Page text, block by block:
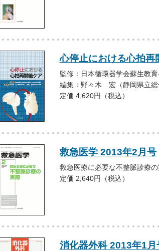
心停止における心拍再
監修：日本循環器学会蘇生教
編集：野々木 宏（静岡県立総
定価 4,620円（税込）
救急医学 2013年2月号
救急医療に必要な不整脈診療
定価 2,640円（税込）
消化器外科 2013年1月